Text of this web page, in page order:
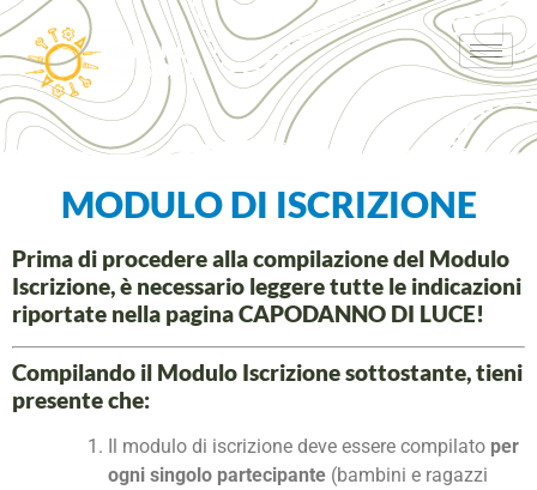
MODULO DI ISCRIZIONE
Prima di procedere alla compilazione del Modulo
Iscrizione,è necessario leggere tutte le indicazioni
riportate nella paginaCAPODANNO DI LUCE!
Compilando il Modulo Iscrizione sottostante, tieni
presente che:
Il modulo di iscrizione deve essere compilato per
ogni singolo partecipante (bambini e ragazzi